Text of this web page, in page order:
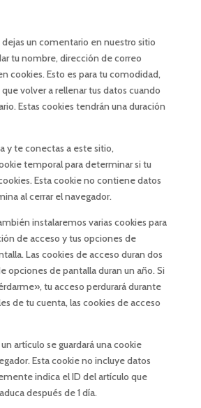
dejas un comentario en nuestro sitio
tu nombre, dirección de correo
cookies. Esto es para tu comodidad,
volver a rellenar tus datos cuando
Estas cookies tendrán una duración
y te conectas a este sitio,
temporal para determinar si tu
Esta cookie no contiene datos
al cerrar el navegador.
instalaremos varias cookies para
de acceso y tus opciones de
Las cookies de acceso duran dos
opciones de pantalla duran un año. Si
tu acceso perdurará durante
de tu cuenta, las cookies de acceso
artículo se guardará una cookie
Esta cookie no incluye datos
indica el ID del artículo que
después de 1 día.